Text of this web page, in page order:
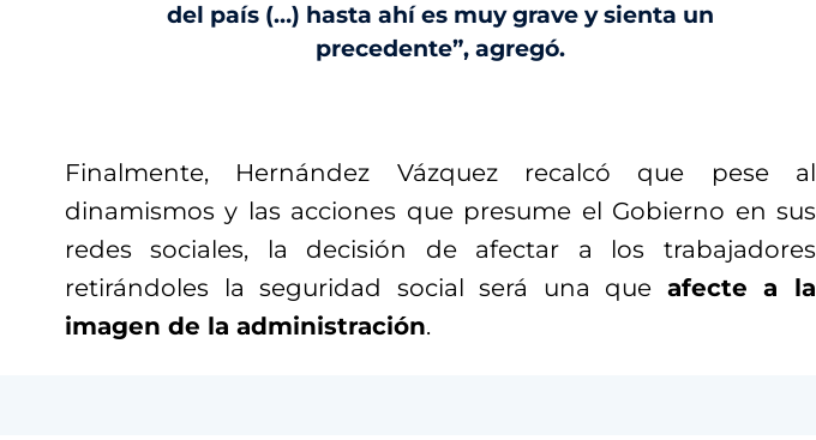
del país (…) hasta ahí es muy grave y sienta un
precedente”, agregó.
Finalmente, Hernández Vázquez recalcó que pese al
dinamismos y las acciones que presume el Gobierno en sus
redes sociales, la decisión de afectar a los trabajadores
retirándoles la seguridad social será una que afecte a la
imagen de la administración.